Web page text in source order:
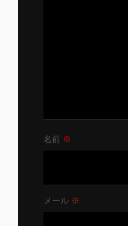
名前 ※
メール ※